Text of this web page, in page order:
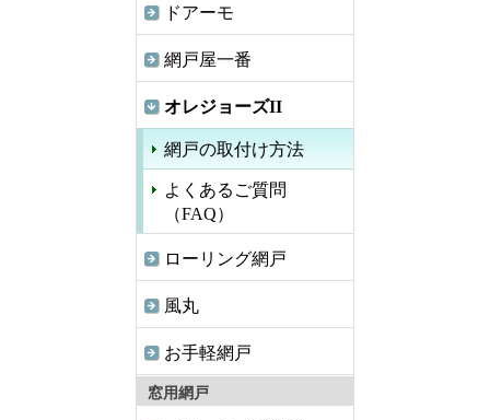
ドアーモ
網戸屋一番
オレジョーズII
網戸の取付け方法
よくあるご質問
（FAQ）
ローリング網戸
風丸
お手軽網戸
窓用網戸